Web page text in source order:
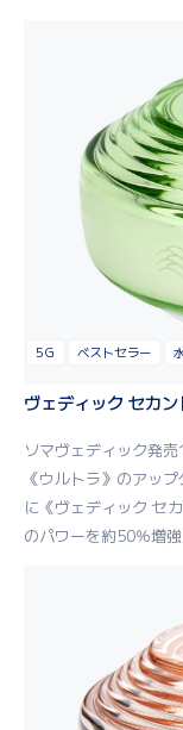
5G ベストセラー
ヴェディック セカ
ソマヴェディック発
《ウルトラ》のアッ
に《ヴェディック セ
のパワーを約50％増